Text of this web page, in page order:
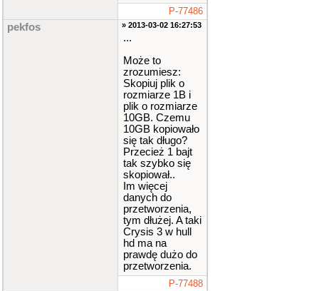
P-77486
pekfos » 2013-03-02 16:27:53
...
Może to
zrozumiesz:
Skopiuj plik o
rozmiarze 1B i
plik o rozmiarze
10GB. Czemu
10GB kopiowało
się tak długo?
Przecież 1 bajt
tak szybko się
skopiował..
Im więcej
danych do
przetworzenia,
tym dłużej. A taki
Crysis 3 w hull
hd ma na
prawdę dużo do
przetworzenia.
P-77488